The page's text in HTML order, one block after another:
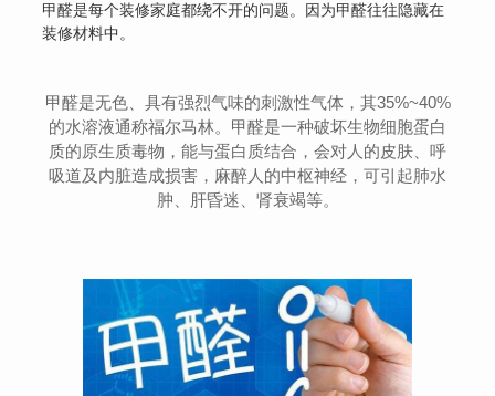
甲醛是每个装修家庭都绕不开的问题。因为甲醛往往隐藏在
装修材料中。
甲醛是无色、具有强烈气味的刺激性气体，其35%~40%
的水溶液通称福尔马林。甲醛是一种破坏生物细胞蛋白
质的原生质毒物，能与蛋白质结合，会对人的皮肤、呼
吸道及内脏造成损害，麻醉人的中枢神经，可引起肺水
肿、肝昏迷、肾衰竭等。